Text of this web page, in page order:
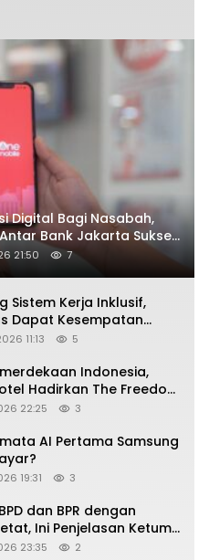
Digital Bagi Nasabah,
Bank Jakarta Sukses
Awards 2026
21:50 7
Sistem Kerja Inklusif,
Dapat Kesempatan
11:13 5
Indonesia,
Hadirkan The Freedom
45%
22:25 3
AI Pertama Samsung
19:31 3
dan BPR dengan
Ini Penjelasan Ketum
23:35 2